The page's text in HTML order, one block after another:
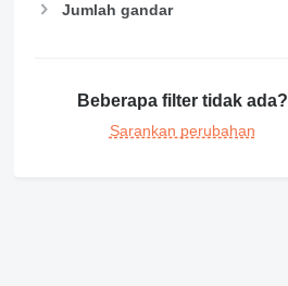
Jumlah gandar
Beberapa filter tidak ada?
Sarankan perubahan